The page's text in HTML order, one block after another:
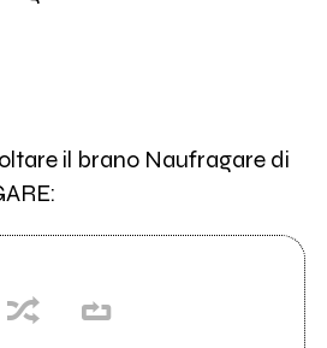
il brano Naufragare di